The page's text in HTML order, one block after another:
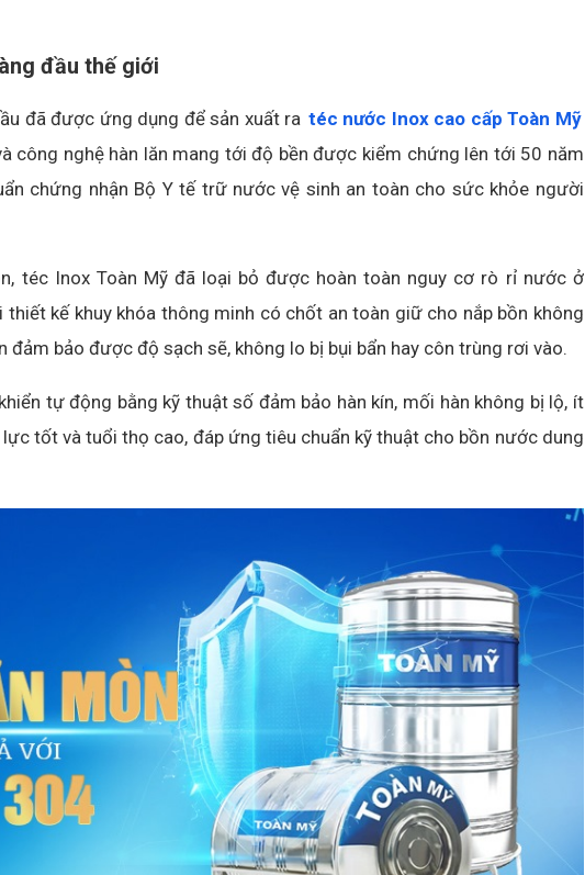
đầu thế giới
đã được ứng dụng để sản xuất ra téc nước Inox cao cấp Toàn Mỹ
công nghệ hàn lăn mang tới độ bền được kiểm chứng lên tới 50 năm
chứng nhận Bộ Y tế trữ nước vệ sinh an toàn cho sức khỏe người
téc Inox Toàn Mỹ đã loại bỏ được hoàn toàn nguy cơ rò rỉ nước ở
kế khuy khóa thông minh có chốt an toàn giữ cho nắp bồn không
đảm bảo được độ sạch sẽ, không lo bị bụi bẩn hay côn trùng rơi vào.
tự động bằng kỹ thuật số đảm bảo hàn kín, mối hàn không bị lộ, ít
lực tốt và tuổi thọ cao, đáp ứng tiêu chuẩn kỹ thuật cho bồn nước dung